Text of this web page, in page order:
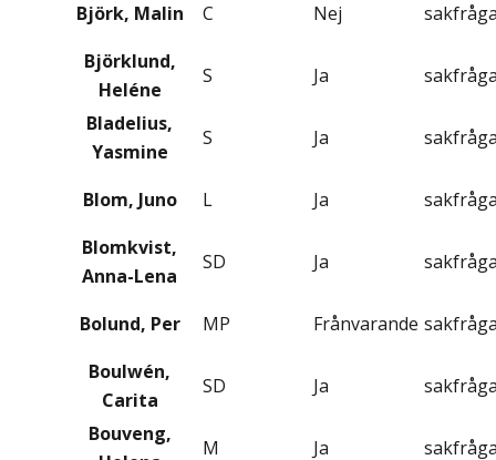
Björk, Malin C Nej
Björklund,
Heléne
S Ja
Bladelius,
Yasmine
S Ja
Blom, Juno L Ja
Blomkvist,
Anna-Lena
SD Ja
Bolund, Per MP Frånvarande
Boulwén,
Carita
SD Ja
Bouveng,
M Ja